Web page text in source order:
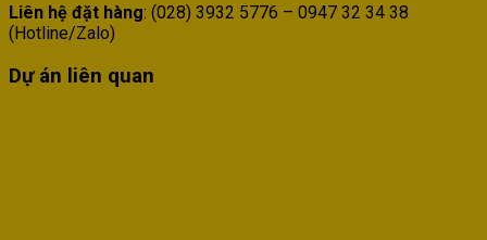
Liên hệ đặt hàng: (028) 3932 5776 – 0947 32 34 38
(Hotline/Zalo)
Dự án liên quan